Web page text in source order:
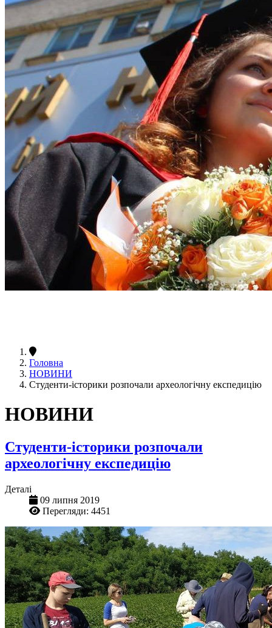
Головна
НОВИНИ
Студенти-історики розпочали археологічну експедицію
НОВИНИ
Студенти-історики розпочали
археологічну експедицію
Деталі
09 липня 2019
Перегляди: 4451